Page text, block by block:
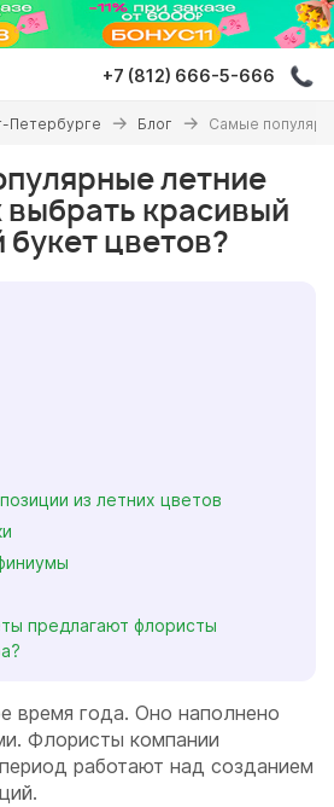
+7 (812) 666-5-666
Петербурге Блог Самые
летние
красивый
букет цветов?
из летних цветов
предлагают флористы
время года. Оно наполнено
Флористы компании
работают над созданием